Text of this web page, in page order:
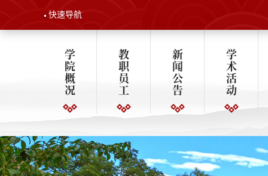
快速导航
学
院
概
况
教
职
员
工
新
闻
公
告
学
术
活
动